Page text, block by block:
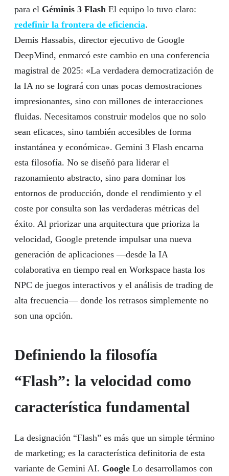
para el Géminis 3 Flash El equipo lo tuvo claro:
redefinir la frontera de eficiencia.
Demis Hassabis, director ejecutivo de Google
DeepMind, enmarcó este cambio en una conferencia
magistral de 2025: «La verdadera democratización de
la IA no se logrará con unas pocas demostraciones
impresionantes, sino con millones de interacciones
fluidas. Necesitamos construir modelos que no solo
sean eficaces, sino también accesibles de forma
instantánea y económica». Gemini 3 Flash encarna
esta filosofía. No se diseñó para liderar el
razonamiento abstracto, sino para dominar los
entornos de producción, donde el rendimiento y el
coste por consulta son las verdaderas métricas del
éxito. Al priorizar una arquitectura que prioriza la
velocidad, Google pretende impulsar una nueva
generación de aplicaciones —desde la IA
colaborativa en tiempo real en Workspace hasta los
NPC de juegos interactivos y el análisis de trading de
alta frecuencia— donde los retrasos simplemente no
son una opción.
Definiendo la filosofía
“Flash”: la velocidad como
característica fundamental
La designación “Flash” es más que un simple término
de marketing; es la característica definitoria de esta
variante de Gemini AI. Google Lo desarrollamos con